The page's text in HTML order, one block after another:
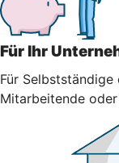
Für Ihr
Für
Mitarbeitende